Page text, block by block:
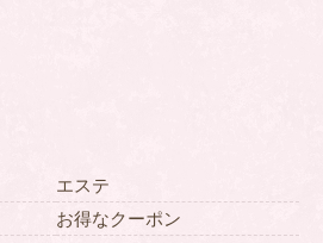
エステ
お得なクーポン